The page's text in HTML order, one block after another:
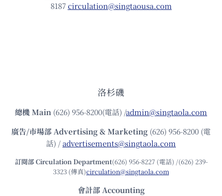
8187circulation@singtaousa.com
洛杉磯
總機Main (626) 956-8200(電話) /admin@singtaola.com
廣告/市場部Advertising & Marketing (626) 956-8200 (電
話) /advertisements@singtaola.com
訂閱部 Circulation Department(626) 956-8227 (電話) /(626) 239-
3323 (傳真)circulation@singtaola.com
會計部 Accounting